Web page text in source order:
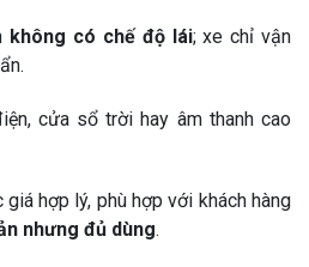
không có chế độ lái; xe chỉ vận
cửa sổ trời hay âm thanh cao
hợp lý, phù hợp với khách hàng
nhưng đủ dùng.